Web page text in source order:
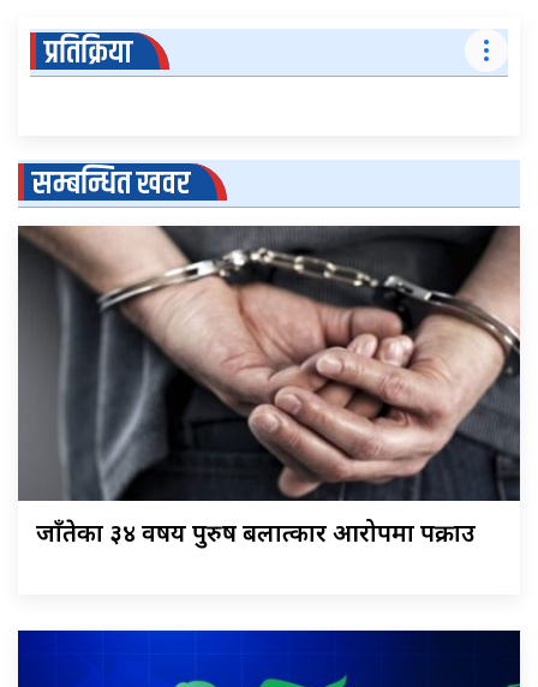
प्रतिक्रिया
सम्बन्धित खवर
जाँतेका ३४ वर्षीय पुरुष बलात्कार आरोपमा पक्राउ